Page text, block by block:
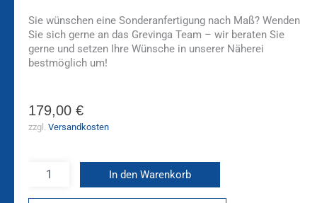
Sie wünschen eine Sonderanfertigung nach Maß? Wenden
Sie sich gerne an das Grevinga Team – wir beraten Sie
gerne und setzen Ihre Wünsche in unserer Näherei
bestmöglich um!
179,00 €
zzgl. Versandkosten
In den Warenkorb